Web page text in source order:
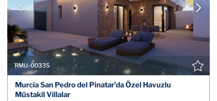
RMU-00335
Murcia San Pedro del Pinatar’da Özel Havuzlu
Müstakil Villalar